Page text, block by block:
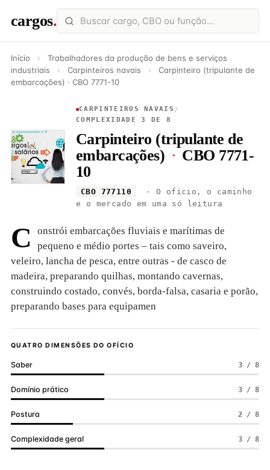
cargos.
Início ›
Trabalhadores da produção de bens e serviços
industriais
› Carpinteiros navais ›
Carpinteiro (tripulante de
embarcações) · CBO 7771-10
CARPINTEIROS NAVAIS /
COMPLEXIDADE 3 DE 8
Carpinteiro (tripulante de
embarcações) · CBO 7771-
10
CBO 777110
· O ofício, o caminho
e o mercado em uma só leitura
C
onstrói embarcações fluviais e marítimas de
pequeno e médio portes – tais como saveiro,
veleiro, lancha de pesca, entre outras - de casco de
madeira, preparando quilhas, montando cavernas,
construindo costado, convés, borda-falsa, casaria e porão,
preparando bases para equipamen
QUATRO DIMENSÕES DO OFÍCIO
Saber 3 / 8
Domínio prático 3 / 8
Postura 2 / 8
Complexidade geral 3 / 8